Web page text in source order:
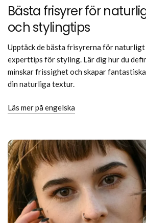
Bästa frisyrer för
och stylingtips
Upptäck de bästa frisyrerna för
experttips för styling. Lär dig hur du
minskar frissighet och skapar
din naturliga textur.
Läs mer på engelska